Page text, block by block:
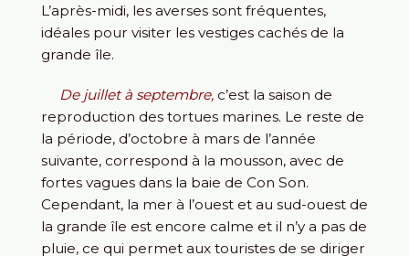
L’après-midi, les averses sont fréquentes,
idéales pour visiter les vestiges cachés de la
grande île.
De juillet à septembre, c’est la saison de
reproduction des tortues marines. Le reste de
la période, d’octobre à mars de l’année
suivante, correspond à la mousson, avec de
fortes vagues dans la baie de Con Son.
Cependant, la mer à l’ouest et au sud-ouest de
la grande île est encore calme et il n’y a pas de
pluie, ce qui permet aux touristes de se diriger